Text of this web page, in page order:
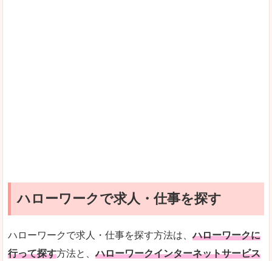
ハローワークで求人・仕事を探す
ハローワークで求人・仕事を探す方法は、ハローワークに
行って探す方法と、ハローワークインターネットサービス